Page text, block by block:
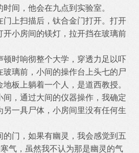
间，他会在九点到实验室。
上扫描后，钛合金门打开。打开
开小房间的镁灯，拉开挡在玻璃前
时响彻整个大学，穿透力足以吓
玻璃前，小间的操作台上头七的尸
板上躺着一个人，是道西教授。
间，通过大间的仪器操作，我确定
另一具尸体，小房间里没有任何生
门，如果有幽灵，我会感觉到五
寒气，虽然我不认为那是幽灵的气